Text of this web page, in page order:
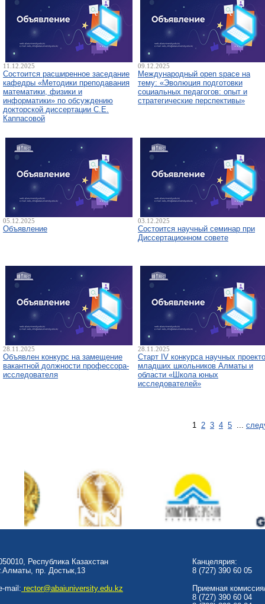
11.12.2025
Состоится расширенное заседание
кафедры «Методики преподавания
математики, физики и
информатики» по обсуждению
докторской диссертации С.Е.
Каппасовой
09.12.2025
Международный open space на
тему: «Эволюция подготовки
социальных педагогов: опыт и
стратегические перспективы»
05.12.2025
Объявление
03.12.2025
Состоится научный семинар при
Диссертационном совете
28.11.2025
Объявлен конкурс на замещение
вакантной должности профессора-
исследователя
28.11.2025
Старт IV конкурса научных
младших школьников Алматы и
области «Школа юных
исследователей»
1 2 3 4 5 ...
Республика Казахстан
пр. Достык,13
mail: rector@abaiuniversity.edu.kz
Канцелярия:
8 (727) 390 60 05
Приемная
8 (727) 390 60 04